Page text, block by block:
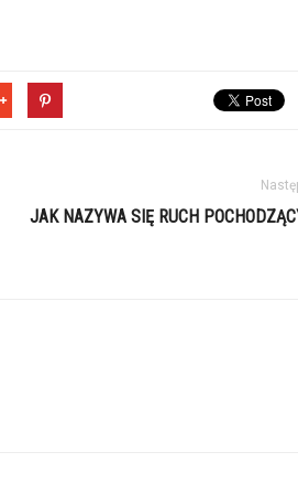
JAK NAZYWA SIĘ RUCH